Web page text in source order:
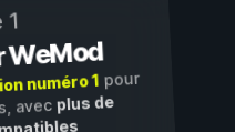
1
WeMod
numéro 1pour
avec plus de